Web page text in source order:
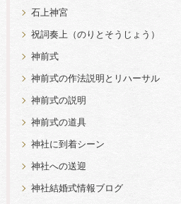
石上神宮
祝詞奏上（のりとそうじょう）
神前式
神前式の作法説明とリハーサル
神前式の説明
神前式の道具
神社に到着シーン
神社への送迎
神社結婚式情報ブログ